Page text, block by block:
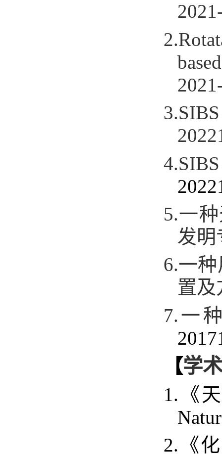
2.
3.SIBS
4.SIBS
5.一
发明
6.一
置及
7.一
【学
1. 《
2. 《